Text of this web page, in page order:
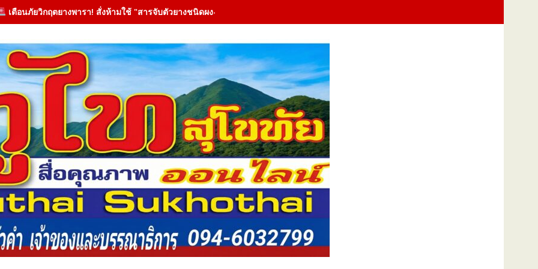
เตือนภัยวิกฤตยางพารา! สั่งห้ามใช้ "สารจับตัวยางชนิดผง-ผงขาว" โรงงานประกาศปฏิเสธรับซื้อทันที ปรับขั้นต่ำ 20,000 บาท พร้อมจ่อฟ้องดำเนินค